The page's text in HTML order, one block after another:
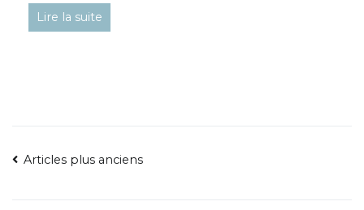
Lire la suite
NAVIGATION
Articles plus anciens